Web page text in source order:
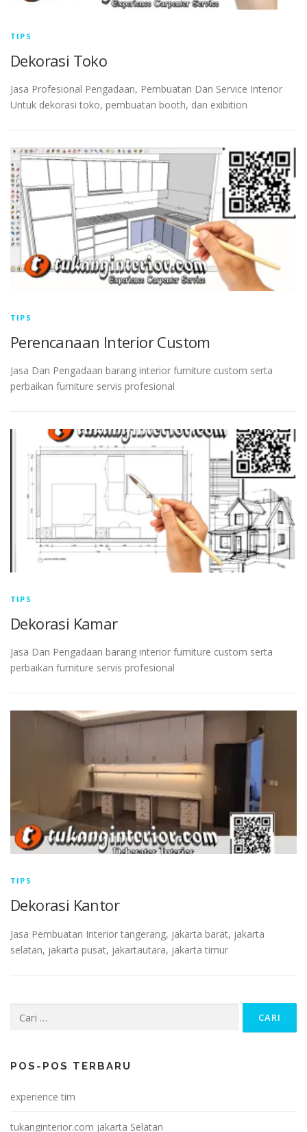
TIPS
Dekorasi Toko
Jasa Profesional Pengadaan, Pembuatan Dan Service Interior
Untuk dekorasi toko, pembuatan booth, dan exibition
TIPS
Perencanaan Interior Custom
Jasa Dan Pengadaan barang interior furniture custom serta
perbaikan furniture servis profesional
TIPS
Dekorasi Kamar
Jasa Dan Pengadaan barang interior furniture custom serta
perbaikan furniture servis profesional
TIPS
Dekorasi Kantor
Jasa Pembuatan Interior tangerang, jakarta barat, jakarta
selatan, jakarta pusat, jakartautara, jakarta timur
POS-POS TERBARU
experience tim
tukanginterior.com jakarta Selatan